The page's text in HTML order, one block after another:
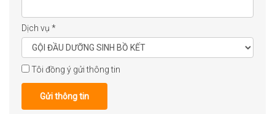
Dịch vụ *
Tôi đồng ý gửi thông tin
Gửi thông tin